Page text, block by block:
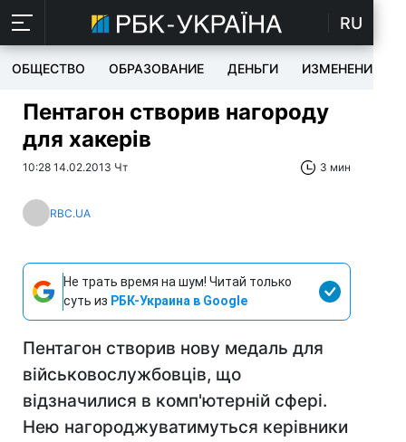
RU
ОБЩЕСТВО ОБРАЗОВАНИЕ ДЕНЬГИ ИЗМЕНЕНИЯ
Пентагон створив нагороду
для хакерів
10:28 14.02.2013 Чт 3 мин
RBC.UA
Не трать время на шум! Читай только
суть из РБК-Украина в Google
Пентагон створив нову медаль для
військовослужбовців, що
відзначилися в комп'ютерній сфері.
Нею нагороджуватимуться керівники